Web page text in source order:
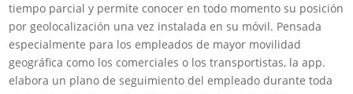
tiempo parcial y permite conocer en todo momento su posición
por geolocalización una vez instalada en su móvil. Pensada
especialmente para los empleados de mayor movilidad
geográfica como los comerciales o los transportistas, la app.
elabora un plano de seguimiento del empleado durante toda